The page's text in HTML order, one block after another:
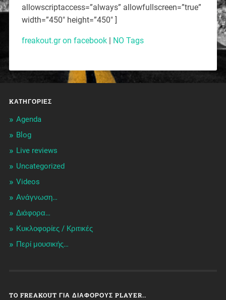
allowscriptaccess=”always” allowfullscreen=”true”
width=”450″ height=”450″ ]
freakout.gr on facebook| NO Tags
KΑΤΗΓΟΡΊΕΣ
Agenda
Blog
Live reviews
Uncategorized
Videos
Ανάγνωση…
Διάφορα…
Κυκλοφορίες / Kριτικές
Περί μουσικής…
TO FREAKOUT ΓΙΑ ΔΙΆΦΟΡΟΥΣ PLAYER..